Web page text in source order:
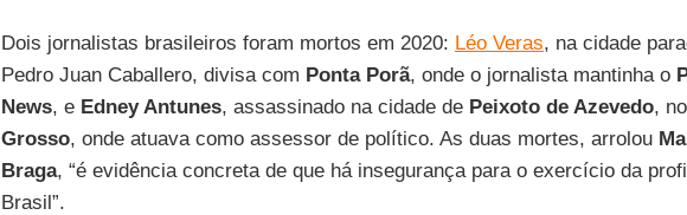
Dois jornalistas brasileiros foram mortos em 2020: Léo Veras, na cidade
Pedro Juan Caballero, divisa com Ponta Porã, onde o jornalista mantinha o
News, e Edney Antunes, assassinado na cidade de Peixoto de Azevedo, no
Grosso, onde atuava como assessor de político. As duas mortes, arrolou
Braga, “é evidência concreta de que há insegurança para o exercício da
Brasil”.